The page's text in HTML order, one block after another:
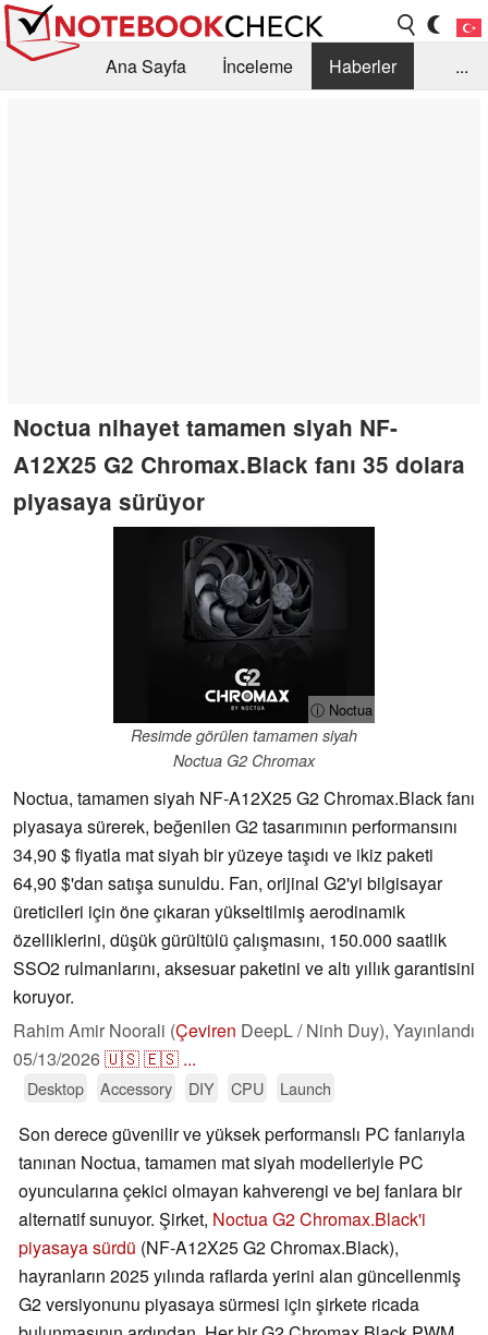
Ana Sayfa İnceleme
Haberler
...
Noctua nihayet tamamen siyah NF-
A12X25 G2 Chromax.Black fanı 35 dolara
piyasaya sürüyor
ⓘ Noctua
Resimde görülen tamamen siyah
Noctua G2 Chromax
Noctua, tamamen siyah NF-A12X25 G2 Chromax.Black fanı
piyasaya sürerek, beğenilen G2 tasarımının performansını
34,90 $ fiyatla mat siyah bir yüzeye taşıdı ve ikiz paketi
64,90 $'dan satışa sunuldu. Fan, orijinal G2'yi bilgisayar
üreticileri için öne çıkaran yükseltilmiş aerodinamik
özelliklerini, düşük gürültülü çalışmasını, 150.000 saatlik
SSO2 rulmanlarını, aksesuar paketini ve altı yıllık garantisini
koruyor.
Rahim Amir Noorali (Çeviren DeepL / Ninh Duy), Yayınlandı
05/13/2026🇺🇸🇪🇸 ...
Desktop Accessory DIY CPU Launch
Son derece güvenilir ve yüksek performanslı PC fanlarıyla
tanınan Noctua, tamamen mat siyah modelleriyle PC
oyuncularına çekici olmayan kahverengi ve bej fanlara bir
alternatif sunuyor. Şirket, Noctua G2 Chromax.Black'i
piyasaya sürdü (NF-A12X25 G2 Chromax.Black),
hayranların 2025 yılında raflarda yerini alan güncellenmiş
G2 versiyonunu piyasaya sürmesi için şirkete ricada